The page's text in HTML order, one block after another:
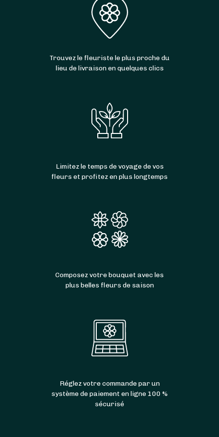
Trouvez le fleuriste le plus proche du
lieu de livraison en quelques clics
Limitez le temps de voyage de vos
fleurs et profitez en plus longtemps
Composez votre bouquet avec les
plus belles fleurs de saison
Réglez votre commande par un
système de paiement en ligne 100 %
sécurisé